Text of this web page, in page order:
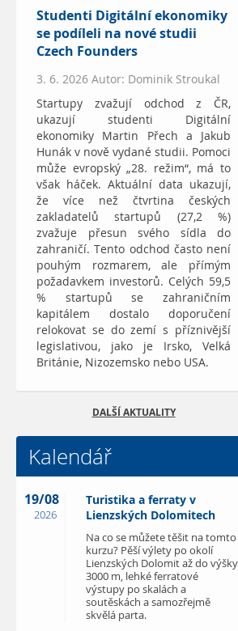
Studenti Digitální ekonomiky
se podíleli na nové studii
Czech Founders
3. 6. 2026 Autor: Dominik Stroukal
Startupy zvažují odchod z ČR,
ukazují studenti Digitální
ekonomiky Martin Přech a Jakub
Hunák v nově vydané studii. Pomoci
může evropský „28. režim“, má to
však háček. Aktuální data ukazují,
že více než čtvrtina českých
zakladatelů startupů (27,2 %)
zvažuje přesun svého sídla do
zahraničí. Tento odchod často není
pouhým rozmarem, ale přímým
požadavkem investorů. Celých 59,5
% startupů se zahraničním
kapitálem dostalo doporučení
relokovat se do zemí s příznivější
legislativou, jako je Irsko, Velká
Británie, Nizozemsko nebo USA.
DALŠÍ AKTUALITY
Kalendář
19/08
2026
Turistika a ferraty v
Lienzských Dolomitech
Na co se můžete těšit na tomto
kurzu? Pěší výlety po okolí
Lienzských Dolomit až do výšky
3000 m, lehké ferratové
výstupy po skalách a
soutěskách a samozřejmě
skvělá parta.